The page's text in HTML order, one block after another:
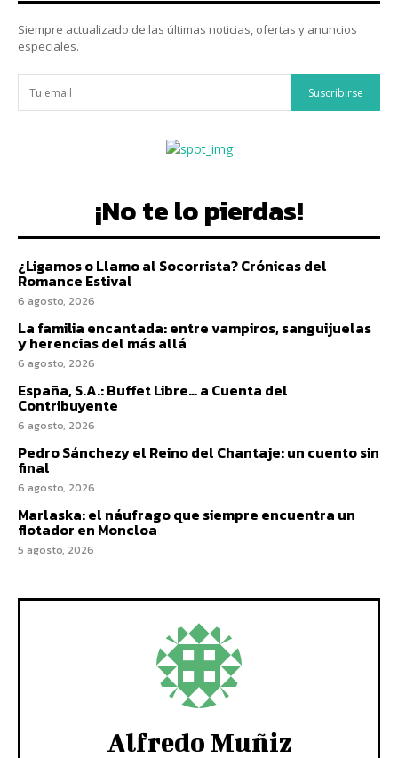
Siempre actualizado de las últimas noticias, ofertas y anuncios
especiales.
Suscribirse
¡No te lo pierdas!
¿Ligamos o Llamo al Socorrista? Crónicas del
Romance Estival
6 agosto, 2026
La familia encantada: entre vampiros, sanguijuelas
y herencias del más allá
6 agosto, 2026
España, S.A.: Buffet Libre… a Cuenta del
Contribuyente
6 agosto, 2026
Pedro Sánchezy el Reino del Chantaje: un cuento sin
final
6 agosto, 2026
Marlaska: el náufrago que siempre encuentra un
flotador en Moncloa
5 agosto, 2026
Alfredo Muñiz